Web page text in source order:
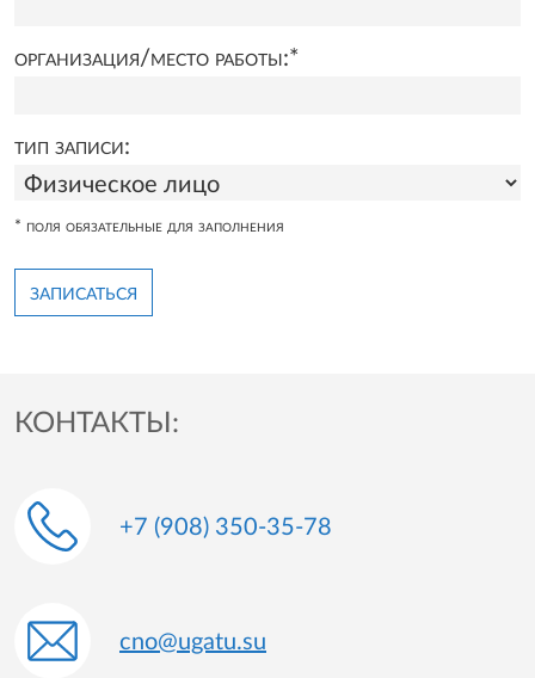
организация/место работы:*
тип записи:
* поля обязательные для заполнения
записаться
КОНТАКТЫ:
+7 (908) 350-35-78
cno@ugatu.su